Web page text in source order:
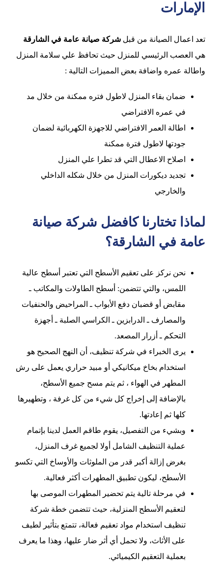
الإمارات
تعد اعمال الصيانة من قبل شركة صيانة عامة في الشارقة
هي العصب الرئيسي للمنزل حيث تحافظ علي سلامة المنزل
واطالة عمره واضافة بعض المميزات التالية :
ضمان بقاء المنزل لاطول فتره ممكنة من خلال مد
في عمره الافتراضي
اطالة العمر الافتراضي للاجهزة الكهربائية لضمان
جودتها لاطول فترة ممكنة
اصلاح الاعطال التي قد تطرا علي المنزل
تجديد ديكورات المنزل من خلال شكله الداخلي
والخارجي
لماذا تختارنا كافضل شركة صيانة
عامة في الشارقة؟
نحن نركز على تعقيم الأسطح التي تعتبر أسطح عالية
اللمس، والتي تتضمن: أسطح الطاولات والمكاتب ـ
مقابض أو قضبان دفع الأبواب ـ المراحيض والحنفيات
والمصارف ـ الدرابزين ـ الكراسي الصلبة ـ أجهزة
التحكم ـ أزرار المصعد.
يرى الخبراء في شركة تنظيف، أن النهج الصحيح هو
استخدام بخاخ ميكانيكي أو مبيد حراري يعمل على رش
المطهر في الهواء ، ثم يتم مسح جميع الأسطح،
بالإضافة إلى إخراج كل شيء من كل غرفة ، وتطهيرها
كلها ثم إعادتها.
وبشيء من التفصيل، يقوم طاقم العمل لدينا بإتمام
عملية التنظيف الشامل أولا لجميع غرف المنزل،
بغرض إزالة أكبر قدر من الملوثات والأوساخ التي تكسو
الأسطح، ليكون تطبيق المطهرات أكثر فعالية.
في مرحلة تالية يتم تحضير المطهرات الموصى بها
لتعقيم الأسطح المنزلية، حيث تتضمن خطة شركة
تنظيف استخدام مواد تعقيم فعالة، تتمتع بتأثير لطيف
على الأثاث، ولا تحمل أي أثر ضار عليها، وهذا ما يعرف
بعملية التعقيم الكيميائي.